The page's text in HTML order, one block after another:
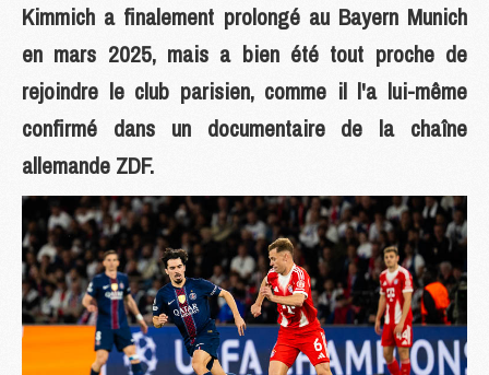
Kimmich a finalement prolongé au Bayern Munich
en mars 2025, mais a bien été tout proche de
rejoindre le club parisien, comme il l'a lui-même
confirmé dans un documentaire de la chaîne
allemande ZDF.